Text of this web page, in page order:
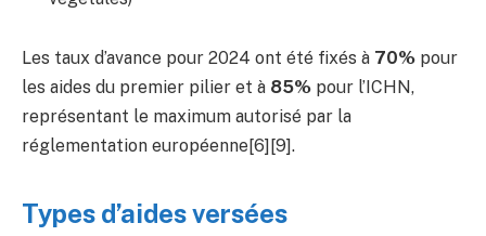
Les taux d’avance pour 2024 ont été fixés à 70% pour
les aides du premier pilier et à 85% pour l’ICHN,
représentant le maximum autorisé par la
réglementation européenne[6][9].
Types d’aides versées